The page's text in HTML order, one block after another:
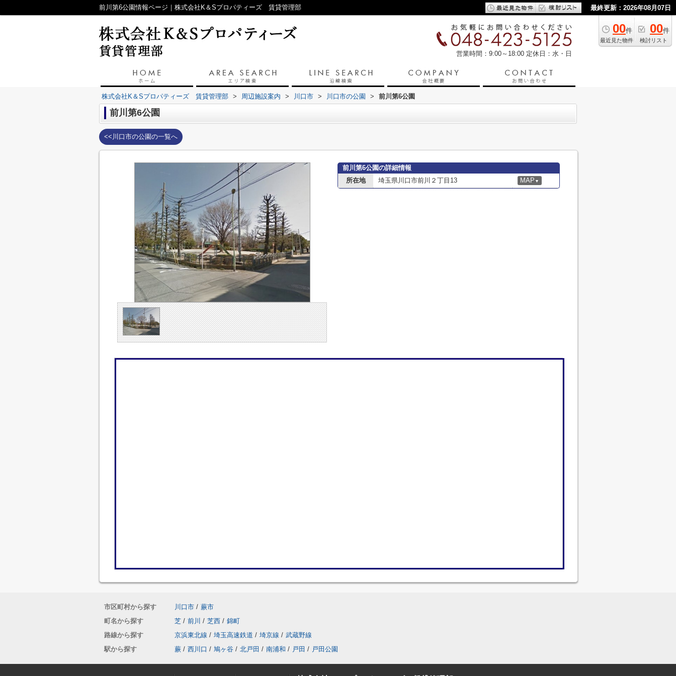
前川第6公園情報ページ｜株式会社K＆Sプロパティーズ 賃貸管理部 最終更新：2026年08月07日
00件
最近見た物件
00件
検討リスト
営業時間：9:00～18:00 定休日：水・日
株式会社K＆Sプロパティーズ 賃貸管理部 > 周辺施設案内 > 川口市 > 川口市の公園 > 前川第6公園
前川第6公園
<<川口市の公園の一覧へ
前川第6公園の詳細情報
所在地
埼玉県川口市前川２丁目13 MAP ▼
市区町村から探す 川口市 / 蕨市
町名から探す
芝 / 前川 / 芝西 / 錦町
路線から探す
京浜東北線 / 埼玉高速鉄道 / 埼京線 / 武蔵野線
駅から探す
蕨 / 西川口 / 鳩ヶ谷 / 北戸田 / 南浦和 / 戸田 / 戸田公園